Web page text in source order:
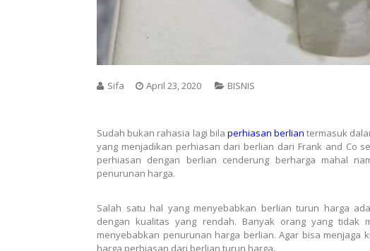
Sifa April 23, 2020 BISNIS
Sudah bukan rahasia lagi bila perhiasan berlian termasuk
yang menjadikan perhiasan dari berlian dari Frank and Co
perhiasan dengan berlian cenderung berharga mahal
penurunan harga.
Salah satu hal yang menyebabkan berlian turun harga
dengan kualitas yang rendah. Banyak orang yang
menyebabkan penurunan harga berlian. Agar bisa